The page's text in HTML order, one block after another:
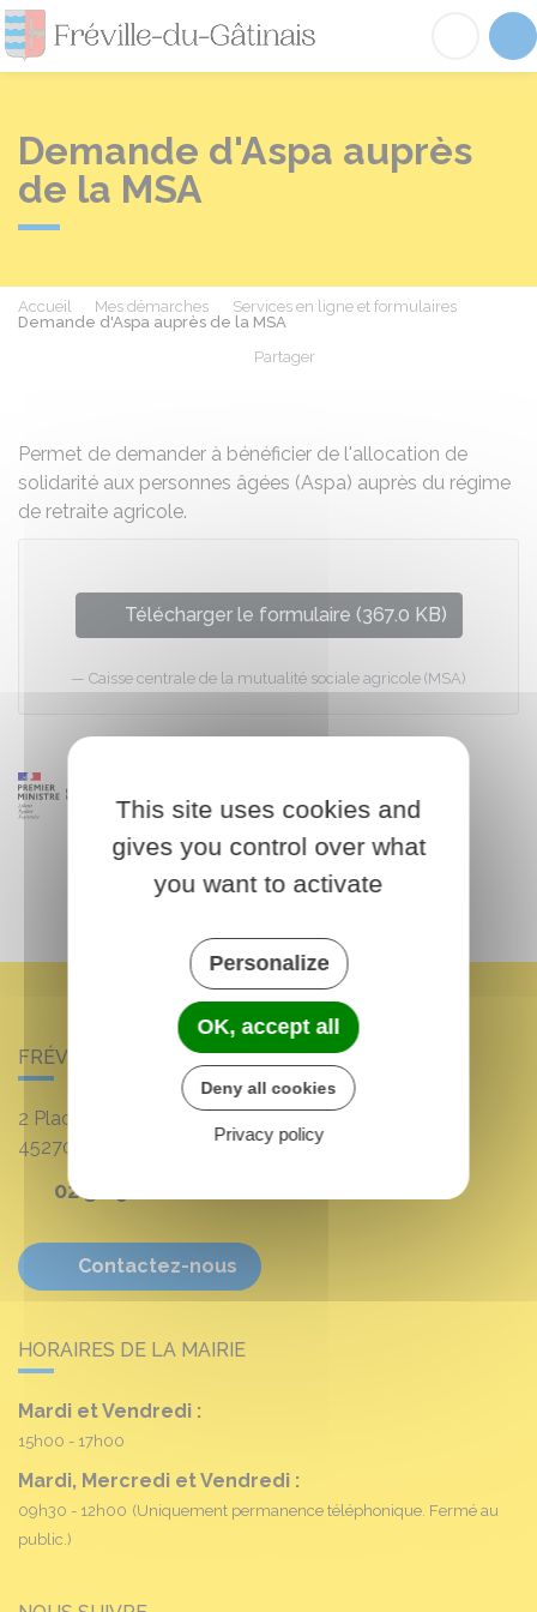
Fréville-du-
Demande d'Aspa auprès
de la MSA
Accueil Mes démarches
Services en ligne et formulaires
Demande d'Aspa auprès de la MSA
Partager
Permet de demander à bénéficier de l'allocation de
solidarité aux personnes âgées (Aspa) auprès du régime
de retraite agricole.
Télécharger le formulaire (367.0 KB)
Caisse centrale de la mutualité sociale agricole (MSA)
FRÉVILLE-DU-GÂTINAIS
2 Place Louis Croum
45270
Fréville-du-Gâtinais
02 38 90 11 16
Contactez-nous
HORAIRES DE LA MAIRIE
Mardi et Vendredi :
15h00 - 17h00
Mardi, Mercredi et Vendredi :
09h30 - 12h00 (Uniquement permanence téléphonique. Fermé au
public.)
This site uses cookies and
gives you control over what
you want to activate
Personalize
OK, accept all
Deny all cookies
Privacy policy